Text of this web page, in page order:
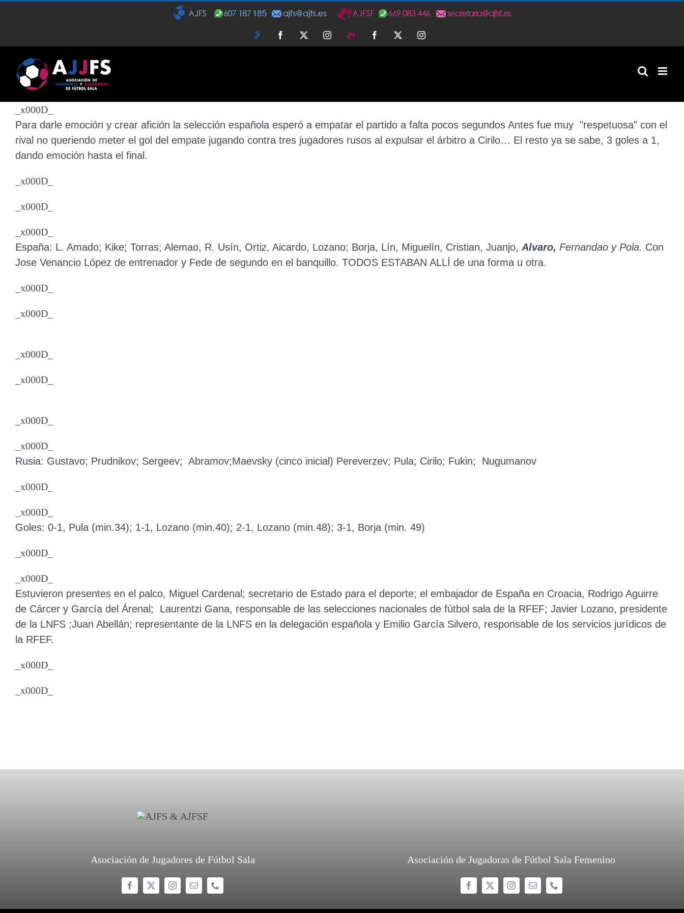
AJFS FacebookTwitterInstagram
AJFSF FacebookTwitterInstagram
_x000D_
Para darle emoción y crear afición la selección española esperó a empatar el partido a falta pocos segundos Antes fue muy "respetuosa" con el
rival no queriendo meter el gol del empate jugando contra tres jugadores rusos al expulsar el árbitro a Cirilo… El resto ya se sabe, 3 goles a 1,
dando emoción hasta el final.
_x000D_
_x000D_
_x000D_
España: L. Amado; Kike; Torras; Alemao, R. Usín, Ortiz, Aicardo, Lozano; Borja, Lín, Miguelín, Cristian, Juanjo, Alvaro, Fernandao y Pola. Con
Jose Venancio López de entrenador y Fede de segundo en el banquillo. TODOS ESTABAN ALLÍ de una forma u otra.
_x000D_
_x000D_
_x000D_
_x000D_
_x000D_
_x000D_
Rusia: Gustavo; Prudnikov; Sergeev; Abramov;Maevsky (cinco inicial) Pereverzev; Pula; Cirilo; Fukin; Nugumanov
_x000D_
_x000D_
Goles: 0-1, Pula (min.34); 1-1, Lozano (min.40); 2-1, Lozano (min.48); 3-1, Borja (min. 49)
_x000D_
_x000D_
Estuvieron presentes en el palco, Miguel Cardenal ; secretario de Estado para el deporte; el embajador de España en Croacia, Rodrigo Aguirre
de Cárcer y García del Árenal ; Laurentzi Gana, responsable de las selecciones nacionales de fútbol sala de la RFEF; Javier Lozano, presidente
de la LNFS ;Juan Abellán; representante de la LNFS en la delegación española y Emilio García Silvero, responsable de los servicios jurídicos de
la RFEF.
_x000D_
_x000D_
Asociación de Jugadores de Fútbol Sala Asociación de Jugadoras de Fútbol Sala Femenino